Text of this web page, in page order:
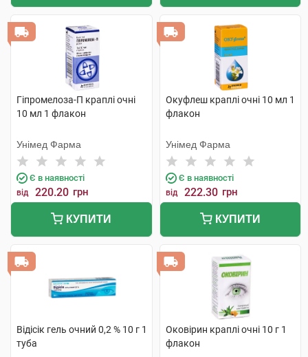
Гіпромелоза-П краплі очні
10 мл 1 флакон
Унімед Фарма
Є в наявності
від 220.20 грн
КУПИТИ
Окуфлеш краплі очні 10 мл 1
флакон
Унімед Фарма
Є в наявності
від 222.30 грн
КУПИТИ
Відісік гель очний 0,2 % 10 г 1
туба
Оковірин краплі очні 10 г 1
флакон